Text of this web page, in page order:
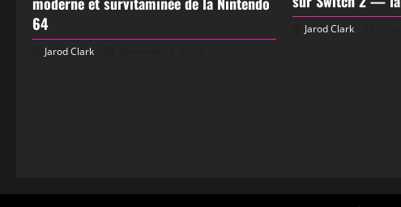
64
Jarod Clark
Jarod Clark